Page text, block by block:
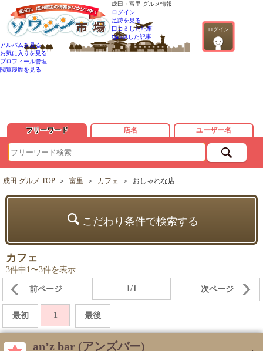
成田・富里 グルメ情報
ログイン
ログイン
足跡を見る
口コミした記事
QandAした記事
アルバムを見る
お気に入りを見る
プロフィール管理
閲覧履歴を見る
フリーワード 店名 ユーザー名
成田 グルメ TOP ＞ 富里 ＞ カフェ ＞ おしゃれな店
こだわり条件で検索する
カフェ
3件中1〜3件を表示
前ページ 1/1 次ページ
最初 1 最後
an’z bar (アンズバー)